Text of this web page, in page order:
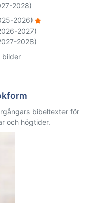
2028)
2026)
2027)
2028)
bilder
bibeltexter för
och högtider.